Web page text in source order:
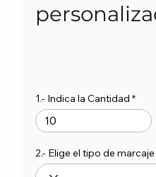
1.- Indica la Cantidad
2.- Elige el tipo de marcaje